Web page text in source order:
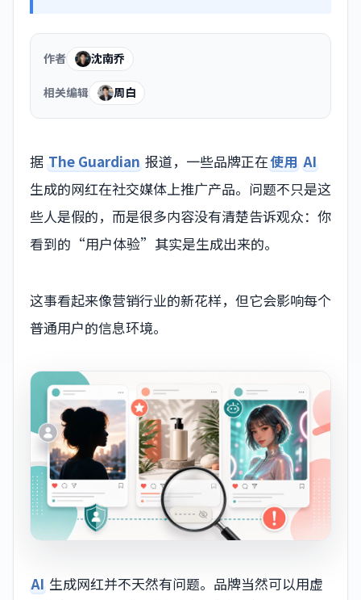
作者 沈南乔
相关编辑 周白
据 The Guardian 报道，一些品牌正在使用 AI
生成的网红在社交媒体上推广产品。问题不只是这
些人是假的，而是很多内容没有清楚告诉观众：你
看到的“用户体验”其实是生成出来的。
这事看起来像营销行业的新花样，但它会影响每个
普通用户的信息环境。
AI 生成网红并不天然有问题。品牌当然可以用虚